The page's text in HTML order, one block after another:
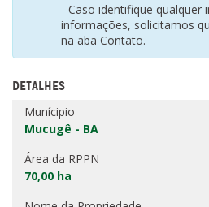
- Caso identifique qualquer
informações, solicitamos
na aba Contato.
DETALHES
Munícipio
Mucugê - BA
Área da RPPN
70,00 ha